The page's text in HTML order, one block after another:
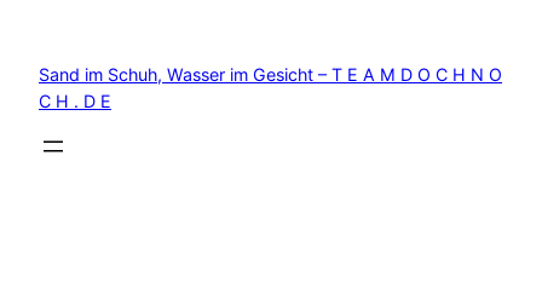
springen
Sand im Schuh, Wasser im Gesicht – T E A M D O C H N O
C H . D E